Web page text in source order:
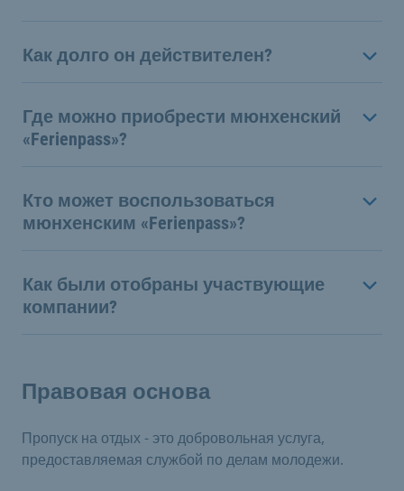
Как долго он действителен?
Где можно приобрести мюнхенский
«Ferienpass»?
Кто может воспользоваться
мюнхенским «Ferienpass»?
Как были отобраны участвующие
компании?
Правовая основа
Пропуск на отдых - это добровольная услуга,
предоставляемая службой по делам молодежи.